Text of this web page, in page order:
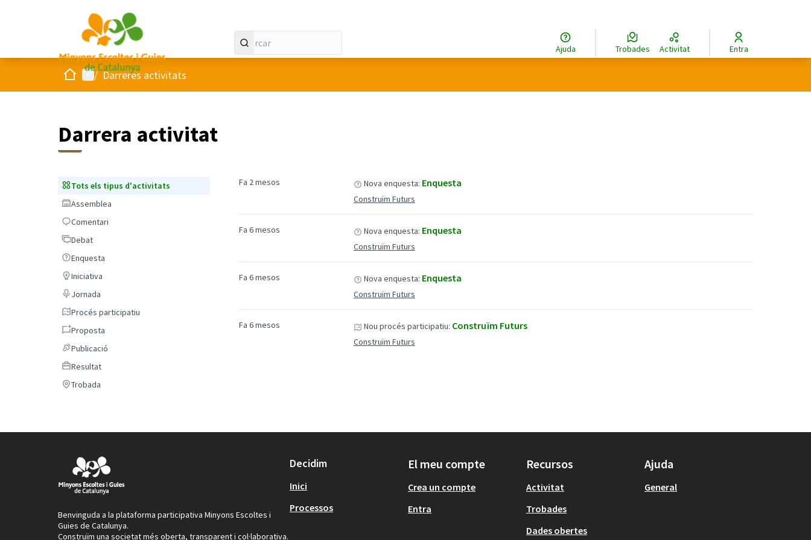
Ajuda Trobades Activitat Entra
Inici Menú principal
/ Darreres activitats
Darrera activitat
Tots els tipus d'activitats
Tots els tipus d'activitats
Assemblea
Assemblea
Comentari
Comentari
DebatDebat
Enquesta
Enquesta
Iniciativa
Iniciativa
Jornada
Jornada
Procés participatiu
Procés participatiu
Proposta
Proposta
Publicació
Publicació
Resultat
Resultat
Trobada
Trobada
Fa 2 mesos Nova enquesta: Enquesta
Construïm Futurs
Fa 6 mesos Nova enquesta: Enquesta
Construïm Futurs
Fa 6 mesos Nova enquesta: Enquesta
Construïm Futurs
Fa 6 mesos Nou procés participatiu: Construïm Futurs
Construïm Futurs
Benvinguda a la plataforma participativa Minyons Escoltes i
Guies de Catalunya.
Construïm una societat més oberta, transparent i col·laborativa.
Decidim
Inici
Processos
El meu compte
Crea un compte
Entra
Recursos
Activitat
Trobades
Dades obertes
Ajuda
General